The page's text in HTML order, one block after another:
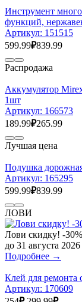
Инструмент
функций,
Артикул: 151515
599.99₽839.99
Распродажа
Аккумулятор
1шт
Артикул: 166573
189.99₽265.99
Лучшая цена
Подушка
Артикул: 165295
599.99₽839.99
ЛОВИ
Лови скидку! -30%
до 31 августа 2026
Подробнее →
Клей для ремонта
Артикул: 170609